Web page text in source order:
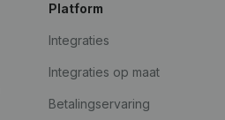
Platform
Integraties
Integraties op maat
Betalingservaring